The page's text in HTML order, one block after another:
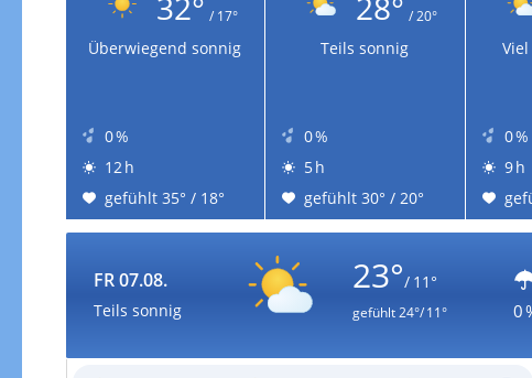
/ 17°
Überwiegend sonnig
0 %
12 h
gefühlt 35° / 18°
/ 20°
Teils sonnig
0 %
5 h
gefühlt 30° / 20°
0 %
9 h
FR 07.08.
Teils sonnig
23°/ 11°
gefühlt24°/ 11° 0